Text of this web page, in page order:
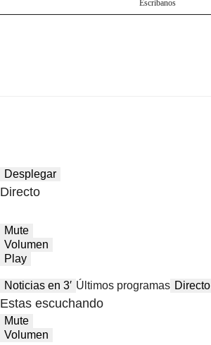
Escríbanos
Desplegar
Directo
Mute
Volumen
Play
Noticias en 3′ Últimos programas Directo
Estas escuchando
Mute
Volumen